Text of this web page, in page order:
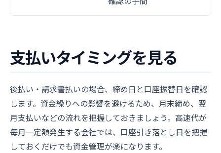
支払いタイミングを見る
後払い・請求書払いの場合、締め日と口座振替日を確認
します。資金繰りへの影響を避けるため、月末締め、翌
月支払いなどの流れを把握しておきましょう。高速代が
毎月一定額発生する会社では、口座引き落とし日を把握
しておくだけでも資金管理が楽になります。